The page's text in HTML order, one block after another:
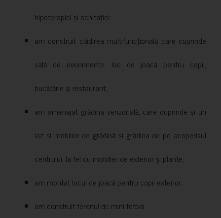
hipoterapiei și echitației;
am construit clădirea multifuncțională care cuprinde
sală de evenimente, loc de joacă pentru copii,
bucătărie și restaurant;
am amenajat grădina senzorială, care cuprinde și un
iaz și mobilier de grădină și grădina de pe acoperisul
centrului, la fel cu mobilier de exterior și plante;
am montat locul de joacă pentru copii exterior;
am construit terenul de mini-fotbal;